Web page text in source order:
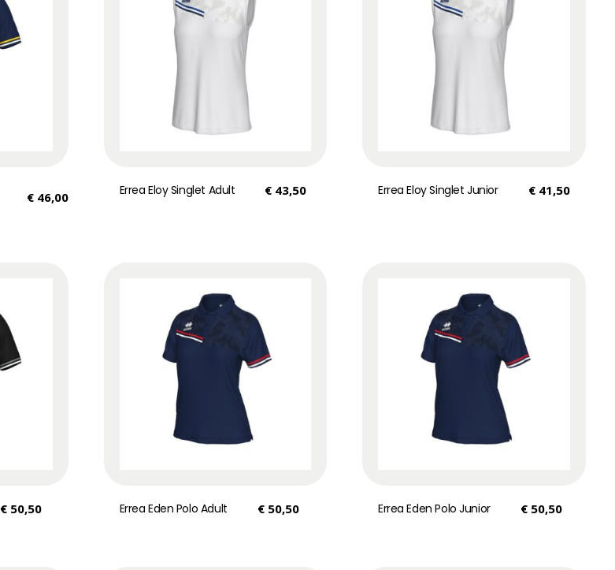
€46,00 Errea Eloy Singlet Adult € 43,50 Errea Eloy Singlet Junior €41,50
€50,50 Errea Eden Polo Adult €50,50 Errea Eden Polo Junior €50,50